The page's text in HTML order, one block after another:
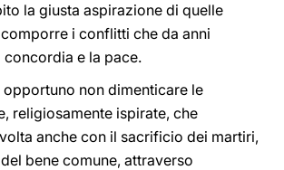
la giusta aspirazione di quelle
i conflitti che da anni
e la pace.
opportuno non dimenticare le
religiosamente ispirate, che
anche con il sacrificio dei martiri,
bene comune, attraverso